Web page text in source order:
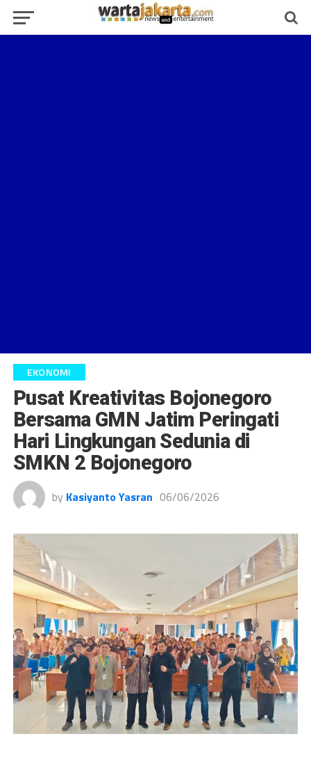
EKONOMI
Pusat Kreativitas Bojonegoro
Bersama GMN Jatim Peringati
Hari Lingkungan Sedunia di
SMKN 2 Bojonegoro
by Kasiyanto Yasran 06/06/2026